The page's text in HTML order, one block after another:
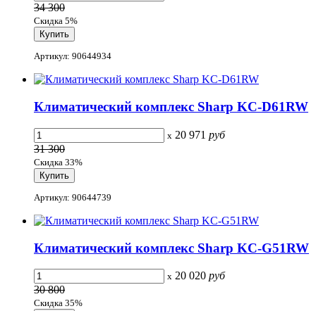
34 300
Скидка 5%
Артикул: 90644934
Климатический комплекс Sharp KC-D61RW
x 20 971 руб
31 300
Скидка 33%
Артикул: 90644739
Климатический комплекс Sharp KC-G51RW
x 20 020 руб
30 800
Скидка 35%